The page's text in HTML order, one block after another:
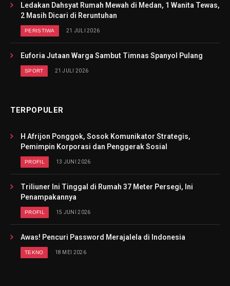
Ledakan Dahsyat Rumah Mewah di Medan, 1 Wanita Tewas,
2 Masih Dicari di Reruntuhan
PERISTIWA 21 JULI 2026
Euforia Jutaan Warga Sambut Timnas Spanyol Pulang
SPORT 21 JULI 2026
TERPOPULER
H Afrijon Ponggok, Sosok Komunikator Strategis,
Pemimpin Korporasi dan Penggerak Sosial
PROFIL 13 JUNI 2026
Triliuner Ini Tinggal di Rumah 37 Meter Persegi, Ini
Penampakannya
PROFIL 15 JUNI 2026
Awas! Pencuri Password Merajalela di Indonesia
TEKNO 18 MEI 2026